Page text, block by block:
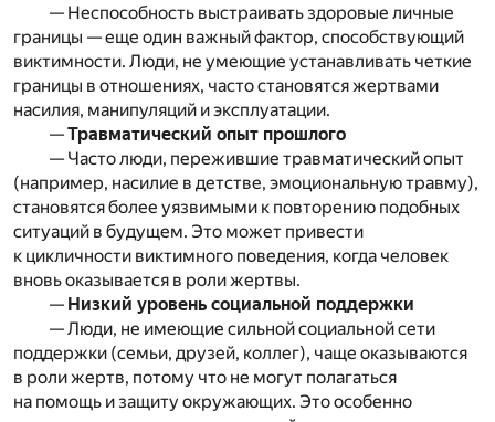
— Неспособность выстраивать здоровые личные
границы — еще один важный фактор, способствующий
виктимности. Люди, не умеющие устанавливать четкие
границы в отношениях, часто становятся жертвами
насилия, манипуляций и эксплуатации.
—Травматический опыт прошлого
— Часто люди, пережившие травматический опыт
(например, насилие в детстве, эмоциональную травму),
становятся более уязвимыми к повторению подобных
ситуаций в будущем. Это может привести
к цикличности виктимного поведения, когда человек
вновь оказывается в роли жертвы.
— Низкий уровень социальной поддержки
— Люди, не имеющие сильной социальной сети
поддержки (семьи, друзей, коллег), чаще оказываются
в роли жертв, потому что не могут полагаться
на помощь и защиту окружающих. Это особенно